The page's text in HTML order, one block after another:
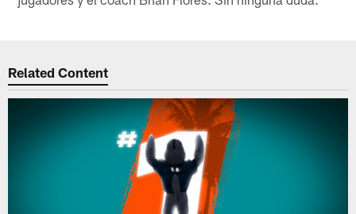
Related Content